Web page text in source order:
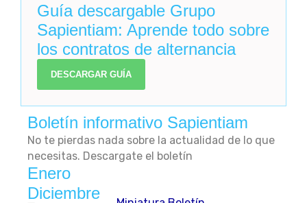
Guía descargable Grupo
Sapientiam: Aprende todo sobre
los contratos de alternancia
DESCARGAR GUÍA
Boletín informativo Sapientiam
No te pierdas nada sobre la actualidad de lo que
necesitas. Descargate el boletín
Enero
Diciembre